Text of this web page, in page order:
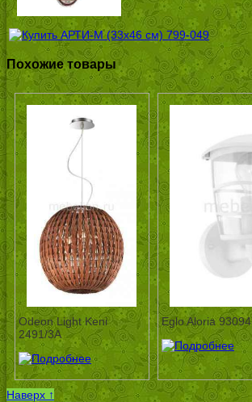
Похожие товары
Odeon Light Keni
2491/3A
Eglo Aloria 93094
Наверх ↑